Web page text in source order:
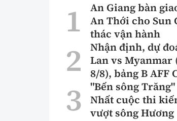
An Giang bàn
An Thới cho Sun
thác vận hành
Nhận định, dự
Lan vs Myanmar
8/8), bảng B AFF
"Bến sông
Nhất cuộc thi
vượt sông Hương